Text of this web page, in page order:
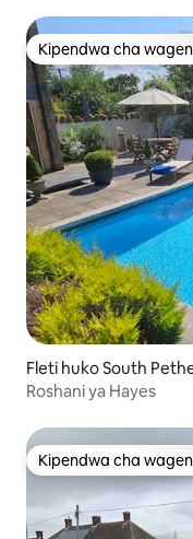
Kipendwa cha
Kipendwa cha
Fleti huko South
Roshani ya Hayes
Kipendwa cha
Kipendwa cha